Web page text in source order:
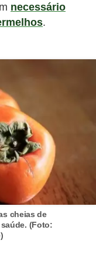
necessário
.
cheias de
(Foto: